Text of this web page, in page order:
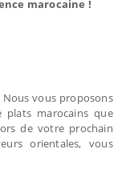
marocaine !
Nous vous proposons
plats marocains que
de votre prochain
orientales, vous